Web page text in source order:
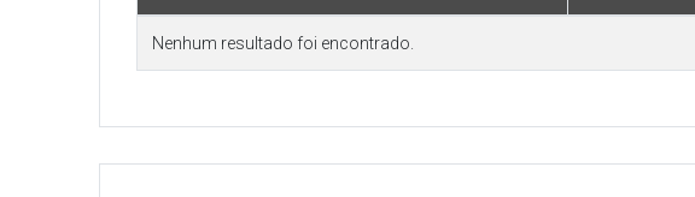
Nenhum resultado foi encontrado.